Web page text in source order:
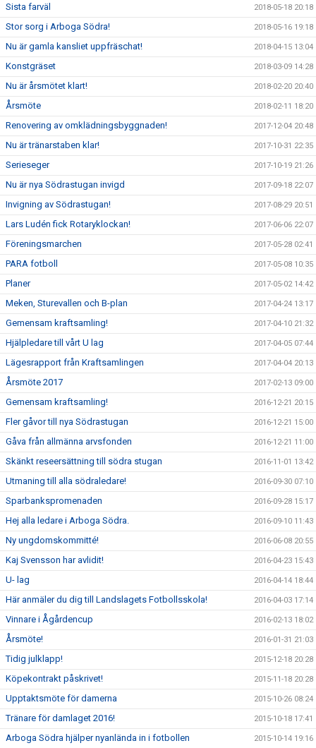
Sista farväl 2018-05-18 20:18
Stor sorg i Arboga Södra! 2018-05-16 19:18
Nu är gamla kansliet uppfräschat! 2018-04-15 13:04
Konstgräset 2018-03-09 14:28
Nu är årsmötet klart! 2018-02-20 20:40
Årsmöte 2018-02-11 18:20
Renovering av omklädningsbyggnaden! 2017-12-04 20:48
Nu är tränarstaben klar! 2017-10-31 22:35
Serieseger 2017-10-19 21:26
Nu är nya Södrastugan invigd 2017-09-18 22:07
Invigning av Södrastugan! 2017-08-29 20:51
Lars Ludén fick Rotaryklockan! 2017-06-06 22:07
Föreningsmarchen 2017-05-28 02:41
PARA fotboll 2017-05-08 10:35
Planer 2017-05-02 14:42
Meken, Sturevallen och B-plan 2017-04-24 13:17
Gemensam kraftsamling! 2017-04-10 21:32
Hjälpledare till vårt U lag 2017-04-05 07:44
Lägesrapport från Kraftsamlingen 2017-04-04 20:13
Årsmöte 2017 2017-02-13 09:00
Gemensam kraftsamling! 2016-12-21 20:15
Fler gåvor till nya Södrastugan 2016-12-21 15:00
Gåva från allmänna arvsfonden 2016-12-21 11:00
Skänkt reseersättning till södra stugan 2016-11-01 13:42
Utmaning till alla södraledare! 2016-09-30 07:10
Sparbankspromenaden 2016-09-28 15:17
Hej alla ledare i Arboga Södra. 2016-09-10 11:43
Ny ungdomskommitté! 2016-06-08 20:55
Kaj Svensson har avlidit! 2016-04-23 15:43
U- lag 2016-04-14 18:44
Här anmäler du dig till Landslagets Fotbollsskola! 2016-04-03 17:14
Vinnare i Ågårdencup 2016-02-13 18:02
Årsmöte! 2016-01-31 21:03
Tidig julklapp! 2015-12-18 20:28
Köpekontrakt påskrivet! 2015-11-18 20:28
Upptaktsmöte för damerna 2015-10-26 08:24
Tränare för damlaget 2016! 2015-10-18 17:41
Arboga Södra hjälper nyanlända in i fotbollen 2015-10-14 19:16